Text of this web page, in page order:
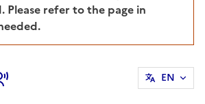
Please refer to the page in
EN